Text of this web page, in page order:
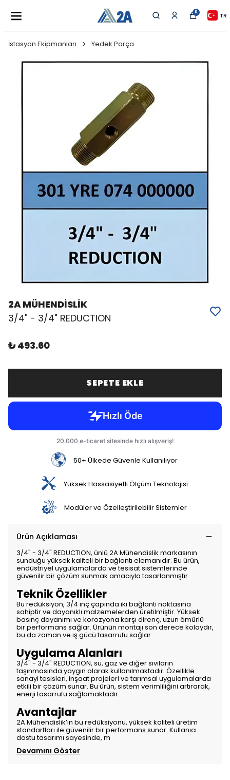
0 TR
İstasyon Ekipmanları Yedek Parça
2A MÜHENDİSLİK
3/4" - 3/4" REDUCTION
₺ 493.60
SEPETE EKLE
50+ Ülkede Güvenle Kullanılıyor
Yüksek Hassasiyetli Ölçüm Teknolojisi
Modüler ve Özelleştirilebilir Sistemler
Ürün Açıklaması
3/4" - 3/4" REDUCTION, ünlü 2A Mühendislik markasının
sunduğu yüksek kaliteli bir bağlantı elemanıdır. Bu ürün,
endüstriyel uygulamalarda ve tesisat sistemlerinde
güvenilir bir çözüm sunmak amacıyla tasarlanmıştır.
Teknik Özellikler
Bu redüksiyon, 3/4 inç çapında iki bağlantı noktasına
sahiptir ve dayanıklı malzemelerden üretilmiştir. Yüksek
basınç dayanımı ve korozyona karşı direnç, uzun ömürlü
bir performans sağlar. Ürünün montajı son derece kolaydır,
bu da zaman ve iş gücü tasarrufu sağlar.
Uygulama Alanları
3/4" - 3/4" REDUCTION, su, gaz ve diğer sıvıların
taşınmasında yaygın olarak kullanılmaktadır. Özellikle
sanayi tesisleri, inşaat projeleri ve tarımsal uygulamalarda
etkili bir çözüm sunar. Bu ürün, sistem verimliliğini artırarak,
enerji tasarrufu sağlamaktadır.
Avantajlar
2A Mühendislik’in bu redüksiyonu, yüksek kaliteli üretim
standartları ile güvenilir bir performans sunar. Kullanıcı
dostu tasarımı sayesinde, m
Devamını Göster